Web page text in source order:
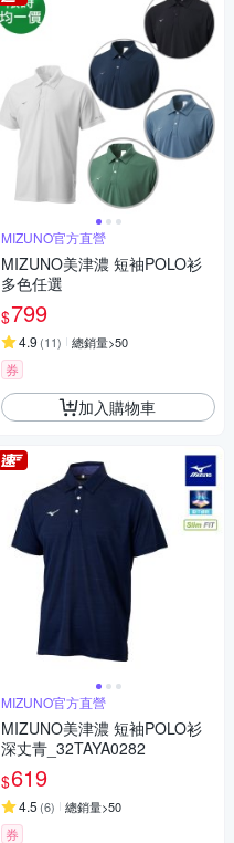
MIZUNO官方直營
MIZUNO美津濃 短袖POLO衫
多色任選
$799
4.9 (11) 總銷量>50
券
加入購物車
MIZUNO官方直營
MIZUNO美津濃 短袖POLO衫
深丈青_32TAYA0282
$619
4.5 (6) 總銷量>50
券